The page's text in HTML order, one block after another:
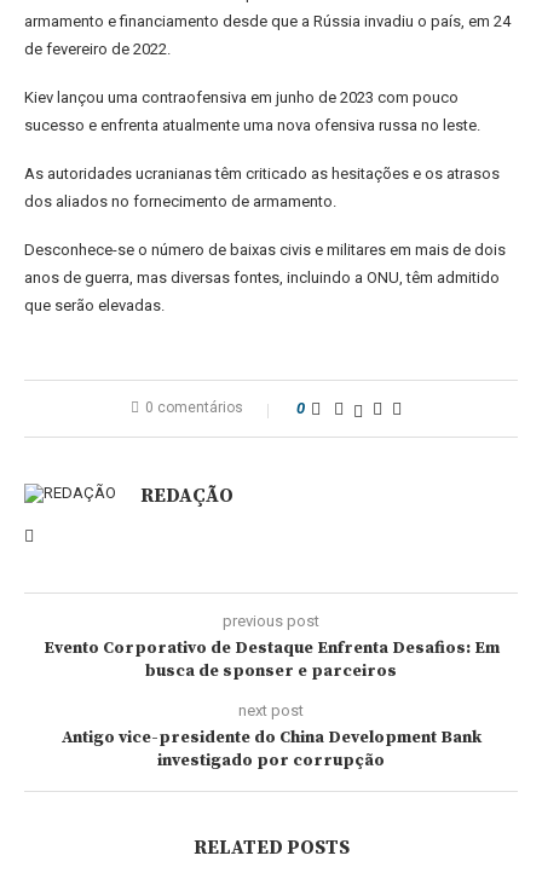
armamento e financiamento desde que a Rússia invadiu o país, em 24
de fevereiro de 2022.
Kiev lançou uma contraofensiva em junho de 2023 com pouco
sucesso e enfrenta atualmente uma nova ofensiva russa no leste.
As autoridades ucranianas têm criticado as hesitações e os atrasos
dos aliados no fornecimento de armamento.
Desconhece-se o número de baixas civis e militares em mais de dois
anos de guerra, mas diversas fontes, incluindo a ONU, têm admitido
que serão elevadas.
0 comentários 0
REDAÇÃO
previous post
Evento Corporativo de Destaque Enfrenta Desafios: Em
busca de sponser e parceiros
next post
Antigo vice-presidente do China Development Bank
investigado por corrupção
RELATED POSTS